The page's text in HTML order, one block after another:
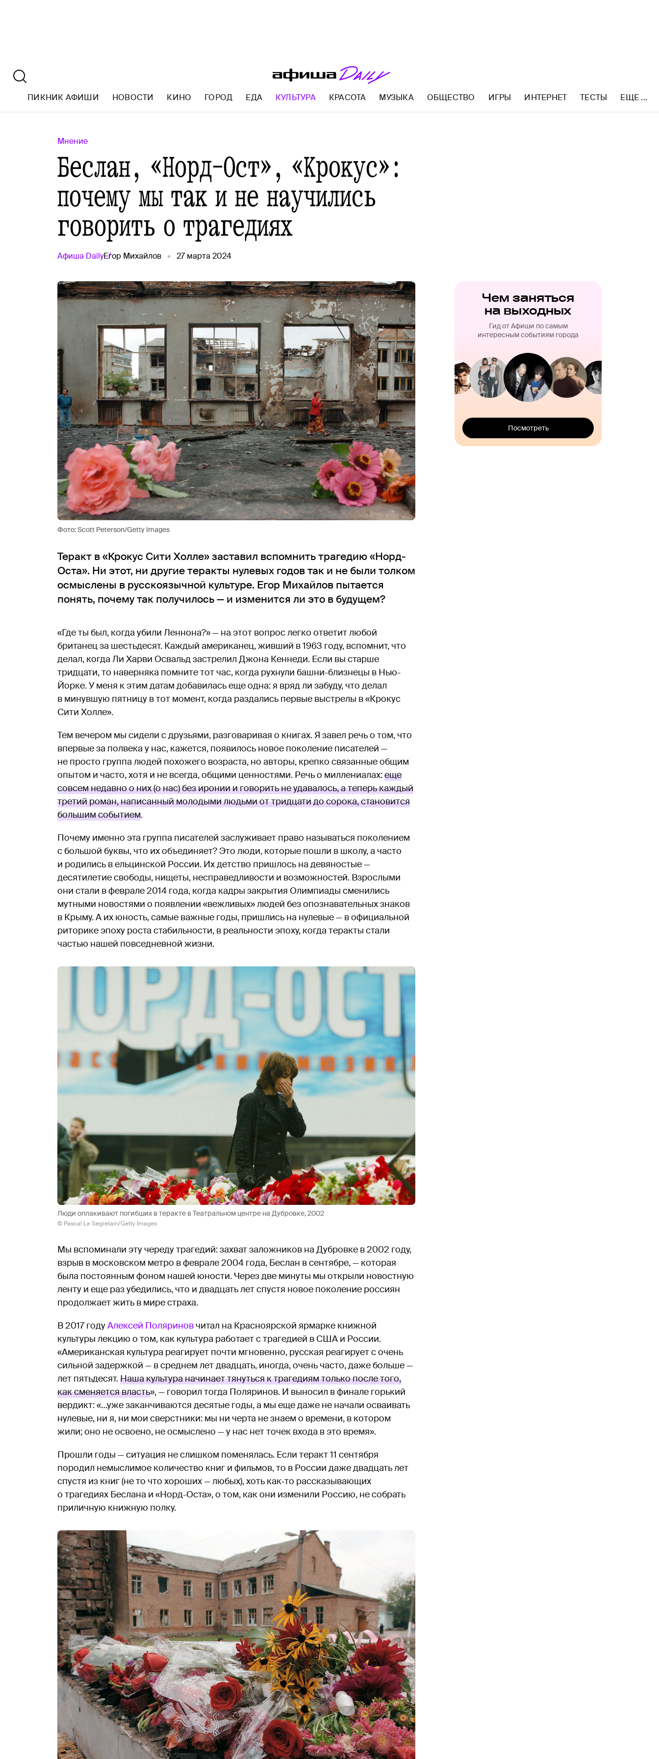
ПИКНИК АФИШИ НОВОСТИ КИНО ГОРОД ЕДА КУЛЬТУРА КРАСОТА МУЗЫКА ОБЩЕСТВО ИГРЫ ИНТЕРНЕТ
ТЕСТЫ
AFISHA.RU
ЕЩЕ ...
Чем заняться
на выходных
Гид от Афиши по самым
интересным событиям города
Посмотреть
Мнение
Беслан, «Норд-Ост», «Крокус»:
почему мы так и не научились
говорить о трагедиях
Афиша DailyЕгор Михайлов 27 марта 2024
Фото: Scott Peterson/Getty Images
Теракт в «Крокус Сити Холле» заставил вспомнить трагедию «Норд-
Оста». Ни этот, ни другие теракты нулевых годов так и не были толком
осмыслены в русскоязычной культуре. Егор Михайлов пытается
понять, почему так получилось — и изменится ли это в будущем?
«Где ты был, когда убили Леннона?» — на этот вопрос легко ответит любой
британец за шестьдесят. Каждый американец, живший в 1963 году, вспомнит, что
делал, когда Ли Харви Освальд застрелил Джона Кеннеди. Если вы старше
тридцати, то наверняка помните тот час, когда рухнули башни-близнецы в Нью-
Йорке. У меня к этим датам добавилась еще одна: я вряд ли забуду, что делал
в минувшую пятницу в тот момент, когда раздались первые выстрелы в «Крокус
Сити Холле».
Тем вечером мы сидели с друзьями, разговаривая о книгах. Я завел речь о том, что
впервые за полвека у нас, кажется, появилось новое поколение писателей —
не просто группа людей похожего возраста, но авторы, крепко связанные общим
опытом и часто, хотя и не всегда, общими ценностями. Речь о миллениалах:еще
совсем недавно о них (о нас) без иронии и говорить не удавалось, а теперь каждый
третий роман, написанный молодыми людьми от тридцати до сорока, становится
большим событием.
Почему именно эта группа писателей заслуживает право называться поколением
с большой буквы, что их объединяет? Это люди, которые пошли в школу, а часто
и родились в ельцинской России. Их детство пришлось на девяностые —
десятилетие свободы, нищеты, несправедливости и возможностей. Взрослыми
они стали в феврале 2014 года, когда кадры закрытия Олимпиады сменились
мутными новостями о появлении «вежливых» людей без опознавательных знаков
в Крыму. А их юность, самые важные годы, пришлись на нулевые — в официальной
риторике эпоху роста стабильности, в реальности эпоху, когда теракты стали
частью нашей повседневной жизни.
Люди оплакивают погибших в теракте в Театральном центре на Дубровке, 2002
© Pascal Le Segretain/Getty Images
Мы вспоминали эту череду трагедий: захват заложников на Дубровке в 2002 году,
взрыв в московском метро в феврале 2004 года, Беслан в сентябре, — которая
была постоянным фоном нашей юности. Через две минуты мы открыли новостную
ленту и еще раз убедились, что и двадцать лет спустя новое поколение россиян
продолжает жить в мире страха.
В 2017 годуАлексей Поляринов читал на Красноярской ярмарке книжной
культуры лекцию о том, как культура работает с трагедией в США и России.
«Американская культура реагирует почти мгновенно, русская реагирует с очень
сильной задержкой — в среднем лет двадцать, иногда, очень часто, даже больше —
лет пятьдесят.Наша культура начинает тянуться к трагедиям только после того,
как сменяется власть», — говорил тогда Поляринов. И выносил в финале горький
вердикт: «…уже заканчиваются десятые годы, а мы еще даже не начали осваивать
нулевые, ни я, ни мои сверстники: мы ни черта не знаем о времени, в котором
жили; оно не освоено, не осмыслено — у нас нет точек входа в это время».
Прошли годы — ситуация не слишком поменялась. Если теракт 11 сентября
породил немыслимое количество книг и фильмов, то в России даже двадцать лет
спустя из книг (не то что хороших — любых), хоть как‑то рассказывающих
о трагедиях Беслана и «Норд-Оста», о том, как они изменили Россию, не собрать
приличную книжную полку.